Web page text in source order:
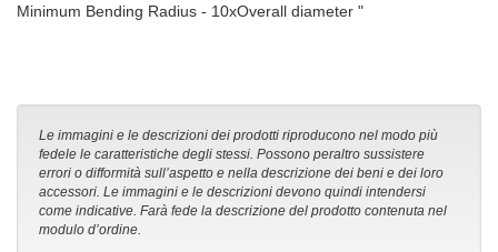
Minimum Bending Radius - 10xOverall diameter "
Le immagini e le descrizioni dei prodotti riproducono nel modo più
fedele le caratteristiche degli stessi. Possono peraltro sussistere
errori o difformità sull’aspetto e nella descrizione dei beni e dei loro
accessori. Le immagini e le descrizioni devono quindi intendersi
come indicative. Farà fede la descrizione del prodotto contenuta nel
modulo d’ordine.